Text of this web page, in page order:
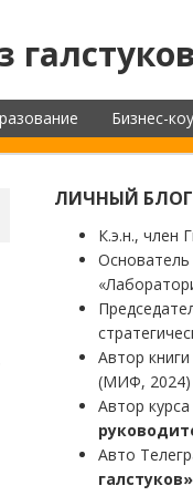
галстуков
Бизнес-
ЛИЧНЫЙ
К.э.н., член
Основатель
Автор книги
(МИФ, 2024)
Автор курса
Авто
галстуков»